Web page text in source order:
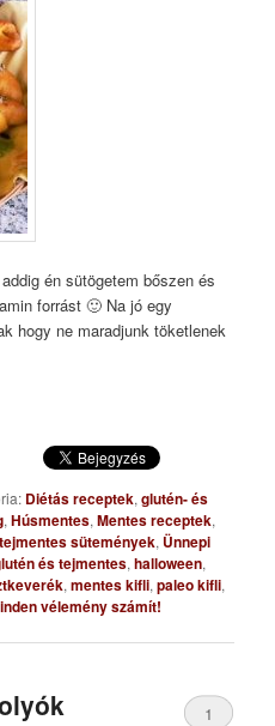
én sütögetem bőszen és
forrást 🙂 Na jó egy
hogy ne maradjunk töketlenek
Diétás receptek,glutén- és
,Húsmentes,Mentes receptek,
tejmentes sütemények, Ünnepi
és tejmentes,halloween,
,mentes kifli,paleo kifli,
vélemény számít!
1